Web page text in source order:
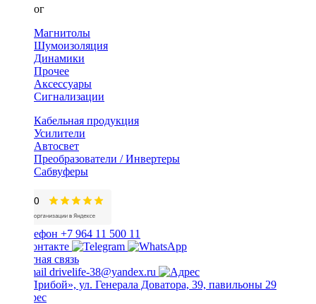
Каталог
Магнитолы
Шумоизоляция
Динамики
Прочее
Аксессуары
Сигнализации
Кабельная продукция
Усилители
Автосвет
Преобразователи / Инвертеры
Сабвуферы
+7 964 11 500 11
Обратная связь
drivelife-38@yandex.ru
ТЦ «Прибой», ул. Генерала Доватора, 39, павильоны 29